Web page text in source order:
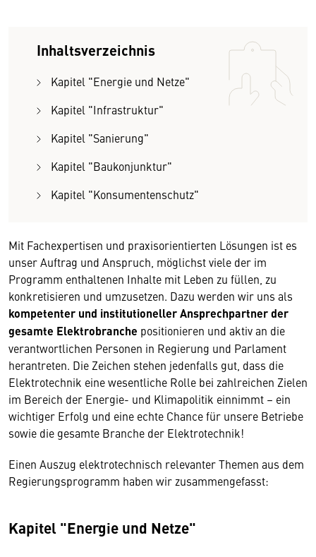
Inhaltsverzeichnis
Kapitel "Energie und Netze"
Kapitel "Infrastruktur"
Kapitel "Sanierung"
Kapitel "Baukonjunktur"
Kapitel "Konsumentenschutz"
Mit Fachexpertisen und praxisorientierten Lösungen ist es
unser Auftrag und Anspruch, möglichst viele der im
Programm enthaltenen Inhalte mit Leben zu füllen, zu
konkretisieren und umzusetzen. Dazu werden wir uns als
kompetenter und institutioneller Ansprechpartner der
gesamte Elektrobranche positionieren und aktiv an die
verantwortlichen Personen in Regierung und Parlament
herantreten. Die Zeichen stehen jedenfalls gut, dass die
Elektrotechnik eine wesentliche Rolle bei zahlreichen Zielen
im Bereich der Energie- und Klimapolitik einnimmt – ein
wichtiger Erfolg und eine echte Chance für unsere Betriebe
sowie die gesamte Branche der Elektrotechnik!
Einen Auszug elektrotechnisch relevanter Themen aus dem
Regierungsprogramm haben wir zusammengefasst:
Kapitel "Energie und Netze"